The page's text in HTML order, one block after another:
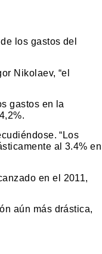
los gastos del
Nikolaev, “el
gastos en la
“Los
al 3.4% en
en el 2011,
aún más drástica,